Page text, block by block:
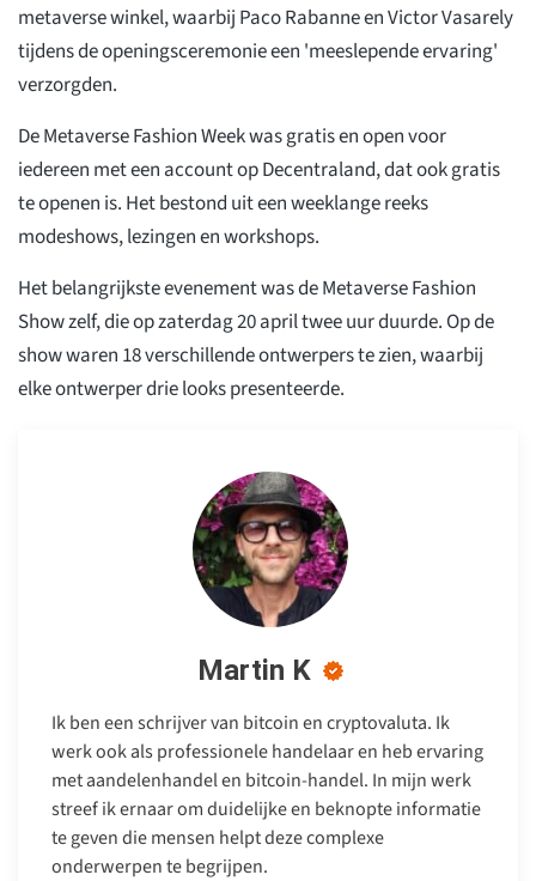
metaverse winkel, waarbij Paco Rabanne en Victor Vasarely
tijdens de openingsceremonie een 'meeslepende ervaring'
verzorgden.
De Metaverse Fashion Week was gratis en open voor
iedereen met een account op Decentraland, dat ook gratis
te openen is. Het bestond uit een weeklange reeks
modeshows, lezingen en workshops.
Het belangrijkste evenement was de Metaverse Fashion
Show zelf, die op zaterdag 20 april twee uur duurde. Op de
show waren 18 verschillende ontwerpers te zien, waarbij
elke ontwerper drie looks presenteerde.
Martin K
Ik ben een schrijver van bitcoin en cryptovaluta. Ik
werk ook als professionele handelaar en heb ervaring
met aandelenhandel en bitcoin-handel. In mijn werk
streef ik ernaar om duidelijke en beknopte informatie
te geven die mensen helpt deze complexe
onderwerpen te begrijpen.